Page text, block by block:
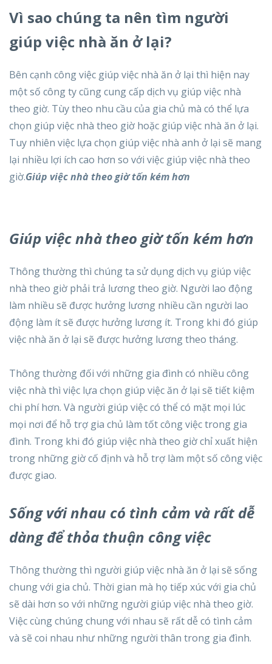
Vì sao chúng ta nên tìm người
giúp việc nhà ăn ở lại?
Bên cạnh công việc giúp việc nhà ăn ở lại thì hiện nay
một số công ty cũng cung cấp dịch vụ giúp việc nhà
theo giờ. Tùy theo nhu cầu của gia chủ mà có thể lựa
chọn giúp việc nhà theo giờ hoặc giúp việc nhà ăn ở lại.
Tuy nhiên việc lựa chọn giúp việc nhà anh ở lại sẽ mang
lại nhiều lợi ích cao hơn so với việc giúp việc nhà theo
giờ.Giúp việc nhà theo giờ tốn kém hơn
Giúp việc nhà theo giờ tốn kém hơn
Thông thường thì chúng ta sử dụng dịch vụ giúp việc
nhà theo giờ phải trả lương theo giờ. Người lao động
làm nhiều sẽ được hưởng lương nhiều cần người lao
động làm ít sẽ được hưởng lương ít. Trong khi đó giúp
việc nhà ăn ở lại sẽ được hưởng lương theo tháng.
Thông thường đối với những gia đình có nhiều công
việc nhà thì việc lựa chọn giúp việc ăn ở lại sẽ tiết kiệm
chi phí hơn. Và người giúp việc có thể có mặt mọi lúc
mọi nơi để hỗ trợ gia chủ làm tốt công việc trong gia
đình. Trong khi đó giúp việc nhà theo giờ chỉ xuất hiện
trong những giờ cố định và hỗ trợ làm một số công việc
được giao.
Sống với nhau có tình cảm và rất dễ
dàng để thỏa thuận công việc
Thông thường thì người giúp việc nhà ăn ở lại sẽ sống
chung với gia chủ. Thời gian mà họ tiếp xúc với gia chủ
sẽ dài hơn so với những người giúp việc nhà theo giờ.
Việc cùng chúng chung với nhau sẽ rất dễ có tình cảm
và sẽ coi nhau như những người thân trong gia đình.